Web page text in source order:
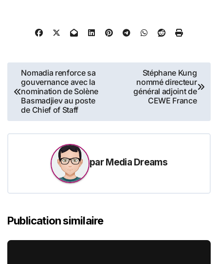
Navigation
de
l’article
Nomadia renforce sa
gouvernance avec la
nomination de Solène
Basmadjiev au poste
de Chief of Staff
Stéphane Kung
nommé directeur
général adjoint de
CEWE France
parMedia Dreams
Publication similaire